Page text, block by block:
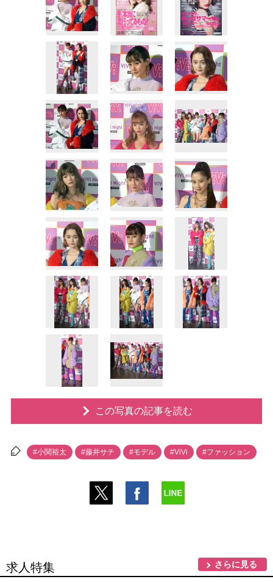
この写真の記事を読む
#小関裕太 #藤井サチ #モデル #ViVi #ファッション
求人特集 さらに見る